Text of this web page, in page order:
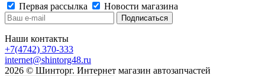
Первая рассылка
Новости магазина
Наши контакты
+7(4742) 370-333
internet@shintorg48.ru
2026 © Шинторг. Интернет магазин автозапчастей